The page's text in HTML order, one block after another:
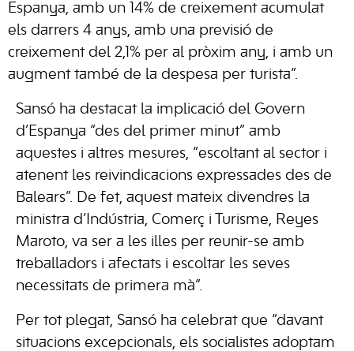
Espanya, amb un 14% de creixement acumulat
els darrers 4 anys, amb una previsió de
creixement del 2,1% per al pròxim any, i amb un
augment també de la despesa per turista”.
Sansó ha destacat la implicació del Govern
d’Espanya “des del primer minut” amb
aquestes i altres mesures, “escoltant al sector i
atenent les reivindicacions expressades des de
Balears”. De fet, aquest mateix divendres la
ministra d’Indústria, Comerç i Turisme, Reyes
Maroto, va ser a les illes per reunir-se amb
treballadors i afectats i escoltar les seves
necessitats de primera mà”.
Per tot plegat, Sansó ha celebrat que “davant
situacions excepcionals, els socialistes adoptam